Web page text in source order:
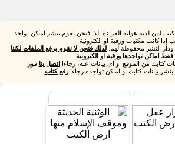
لمن لديه هواية القراءة. لذا فنحن نقوم بنشر اماكن تواجد
إذا كانت مكتبات ورقية او الكترونية
النشر محفوظة لهم. لذلك فنحن لا نقوم برفع الملفات لكننا
اماكن تواجدها ورقية او الكترونية
كتابك من الموقع او اى بيانات عنه، رجاءااتصل بنا فورا
بيانات كتابك او اماكن تواجده رجاءارفع كتاب